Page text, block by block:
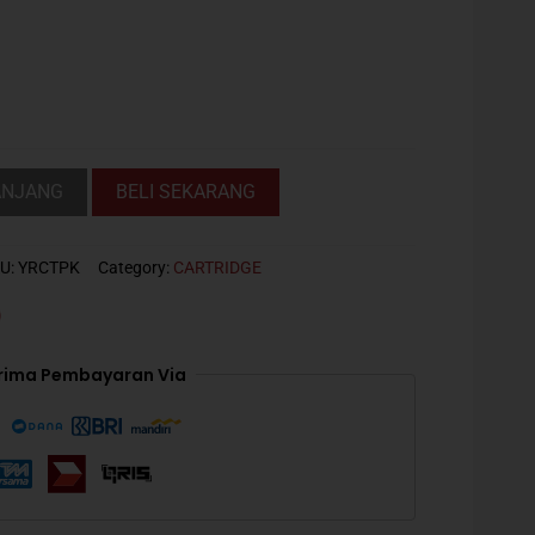
BELI SEKARANG
YRCTPK Category: CARTRIDGE
Pembayaran Via